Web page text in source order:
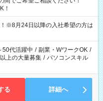
！
※8月24日以降の入社希望の方は
50代活躍中 / 副業・WワークOK /
上の大量募集 / パソコンスキル
る 詳細へ